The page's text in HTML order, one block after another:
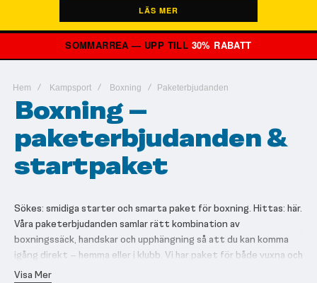
LÄS MER
SOMMARREA — UPP TILL 30% RABATT
Hem Kampsport Boxning Paketerbjudanden
Boxning –
paketerbjudanden &
startpaket
Sökes: smidiga starter och smarta paket för boxning. Hittas: här.
Våra paketerbjudanden samlar rätt kombination av
boxningssäck, handskar och upphängning så att du kan komma
igång direkt – hemma eller i klubb. Vi har paket för både vuxna och
barn, och vi fyller på med fler varianter löpande.
Visa Mer